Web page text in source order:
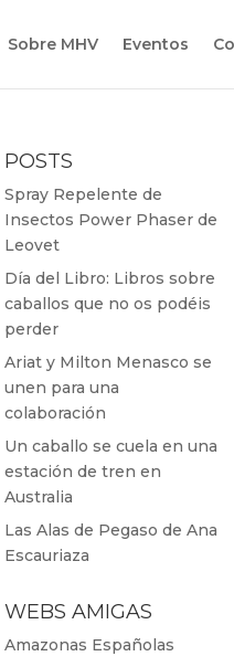
Sobre MHV Eventos
POSTS
Spray Repelente de
Insectos Power Phaser de
Leovet
Día del Libro: Libros sobre
caballos que no os podéis
perder
Ariat y Milton Menasco se
unen para una
colaboración
Un caballo se cuela en una
estación de tren en
Australia
Las Alas de Pegaso de Ana
Escauriaza
WEBS AMIGAS
Amazonas Españolas